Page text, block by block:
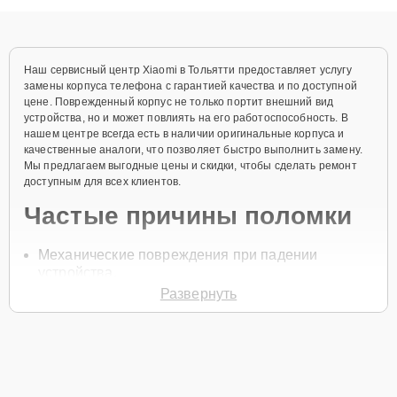
Наш сервисный центр Xiaomi в Тольятти предоставляет услугу
замены корпуса телефона с гарантией качества и по доступной
цене. Поврежденный корпус не только портит внешний вид
устройства, но и может повлиять на его работоспособность. В
нашем центре всегда есть в наличии оригинальные корпуса и
качественные аналоги, что позволяет быстро выполнить замену.
Мы предлагаем выгодные цены и скидки, чтобы сделать ремонт
доступным для всех клиентов.
Частые причины поломки
Механические повреждения при падении
Износ корпуса со временем.
Развернуть